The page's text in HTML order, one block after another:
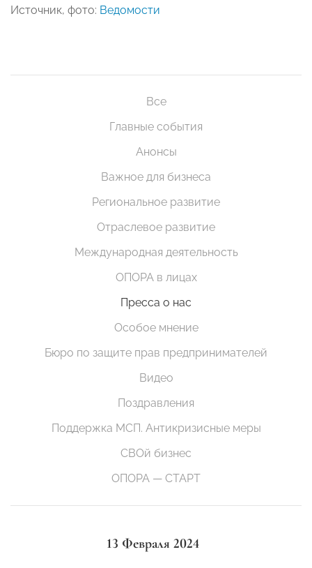
Источник, фото: Ведомости
Все
Главные события
Анонсы
Важное для бизнеса
Региональное развитие
Отраслевое развитие
Международная деятельность
ОПОРА в лицах
Пресса о нас
Особое мнение
Бюро по защите прав предпринимателей
Видео
Поздравления
Поддержка МСП. Антикризисные меры
СВОй бизнес
ОПОРА — СТАРТ
13 Февраля 2024